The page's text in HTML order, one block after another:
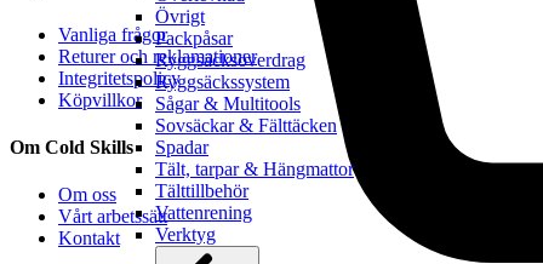
Övrigt
Packpåsar
Ryggsäcksöverdrag
Ryggsäckssystem
Sågar & Multitools
Sovsäckar & Fälttäcken
Spadar
Tält, tarpar & Hängmattor
Tälttillbehör
Vattenrening
Verktyg
Vanliga frågor
Returer och reklamationer
Integritetspolicy
Köpvillkor
Om Cold Skills
Om oss
Vårt arbetssätt
Kontakt